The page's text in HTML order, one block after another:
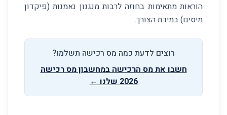
הוראות מתאימות בחוזה לרבות מנגנון נאמנות (פיקדון
מיסים) במידת הצורך.
רוצים לדעת כמה מס רכישה תשלמו?
חשבו את מס הרכישה במחשבון מס רכישה
2026 שלנו ←